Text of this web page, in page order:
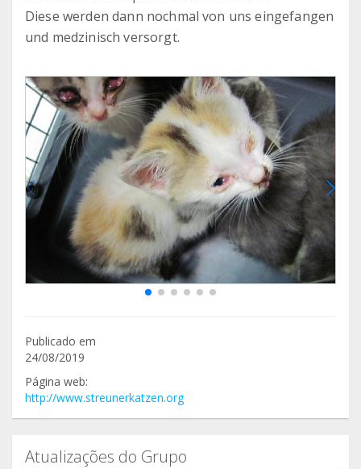
Diese werden dann nochmal von uns eingefangen
und medzinisch versorgt.
Publicado em
24/08/2019
Página web:
http://www.streunerkatzen.org
Atualizações do Grupo